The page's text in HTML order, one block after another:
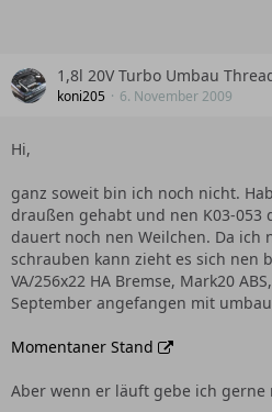
1,8l 20V Turbo Umbau
koni205 6. November 2009
Hi,
ganz soweit bin ich noch nicht.
draußen gehabt und nen K03-
dauert noch nen Weilchen. Da ich
schrauben kann zieht es sich nen
VA/256x22 HA Bremse, Mark20
September angefangen mit
Momentaner Stand
Aber wenn er läuft gebe ich gerne